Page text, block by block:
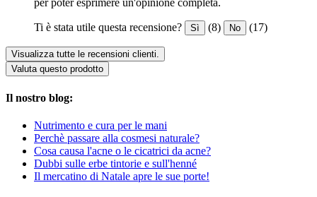
per poter esprimere un'opinione completa.
Ti è stata utile questa recensione? Sì (8) No (17)
Visualizza tutte le recensioni clienti.
Valuta questo prodotto
Il nostro blog:
Nutrimento e cura per le mani
Perchè passare alla cosmesi naturale?
Cosa causa l'acne o le cicatrici da acne?
Dubbi sulle erbe tintorie e sull'henné
Il mercatino di Natale apre le sue porte!